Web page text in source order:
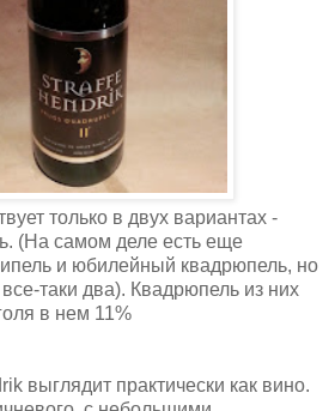
только в двух вариантах -
(На самом деле есть еще
и юбилейный квадрюпель, но
таки два). Квадрюпель из них
в нем 11%
выглядит практически как вино.